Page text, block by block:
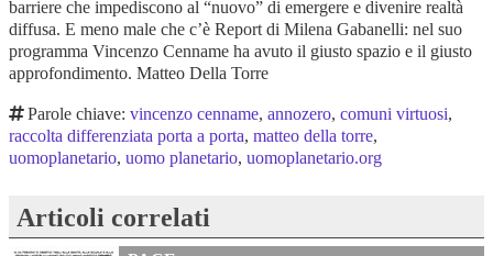
barriere che impediscono al “nuovo” di emergere e divenire realtà
diffusa. E meno male che c’è Report di Milena Gabanelli: nel suo
programma Vincenzo Cenname ha avuto il giusto spazio e il giusto
approfondimento. Matteo Della Torre
Parole chiave:vincenzo cenname,annozero,comuni virtuosi,
raccolta differenziata porta a porta, matteo della torre,
uomoplanetario, uomo planetario, uomoplanetario.org
Articoli correlati